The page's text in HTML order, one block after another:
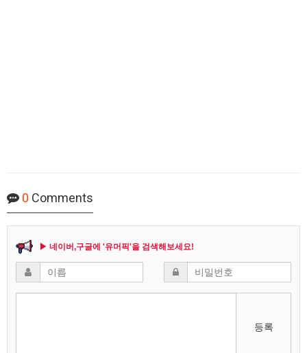
0 Comments
▶ 네이버,구글에 '유머픽'을 검색해보세요!
등록